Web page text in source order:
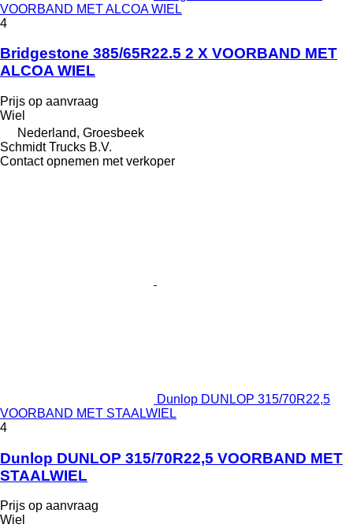
VOORBAND MET ALCOA WIEL
4
Bridgestone 385/65R22.5 2 X VOORBAND MET
ALCOA WIEL
Prijs op aanvraag
Wiel
Nederland, Groesbeek
Schmidt Trucks B.V.
Contact opnemen met verkoper
Dunlop DUNLOP 315/70R22,5
VOORBAND MET STAALWIEL
4
Dunlop DUNLOP 315/70R22,5 VOORBAND MET
STAALWIEL
Prijs op aanvraag
Wiel